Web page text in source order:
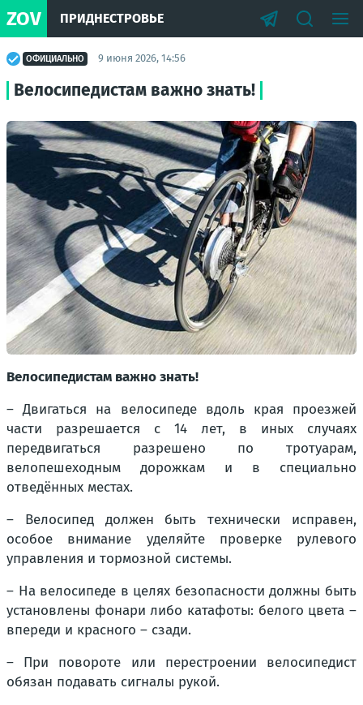
ZOV ПРИДНЕСТРОВЬЕ
ОФИЦИАЛЬНО 9 июня 2026, 14:56
Велосипедистам важно знать!
Велосипедистам важно знать!
– Двигаться на велосипеде вдоль края проезжей
части разрешается с 14 лет, в иных случаях
передвигаться разрешено по тротуарам,
велопешеходным дорожкам и в специально
отведённых местах.
– Велосипед должен быть технически исправен,
особое внимание уделяйте проверке рулевого
управления и тормозной системы.
– На велосипеде в целях безопасности должны быть
установлены фонари либо катафоты: белого цвета –
впереди и красного – сзади.
– При повороте или перестроении велосипедист
обязан подавать сигналы рукой.